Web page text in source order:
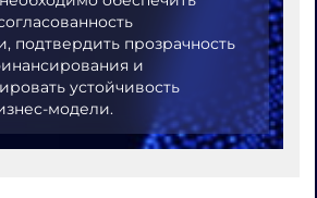
подтвердить прозрачность
и
устойчивость
модели.